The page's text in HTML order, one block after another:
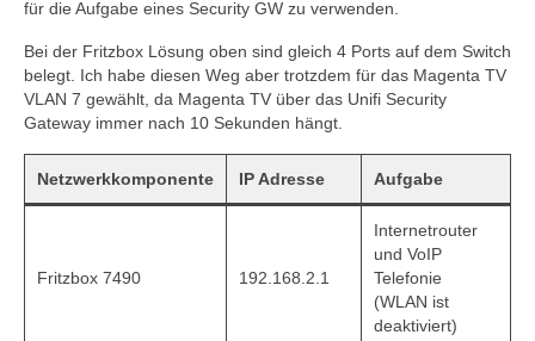
für die Aufgabe eines Security GW zu verwenden.
Bei der Fritzbox Lösung oben sind gleich 4 Ports auf dem Switch
belegt. Ich habe diesen Weg aber trotzdem für das Magenta TV
VLAN 7 gewählt, da Magenta TV über das Unifi Security
Gateway immer nach 10 Sekunden hängt.
Netzwerkkomponente IP Adresse Aufgabe
Fritzbox 7490 192.168.2.1
Internetrouter
und VoIP
Telefonie
(WLAN ist
deaktiviert)